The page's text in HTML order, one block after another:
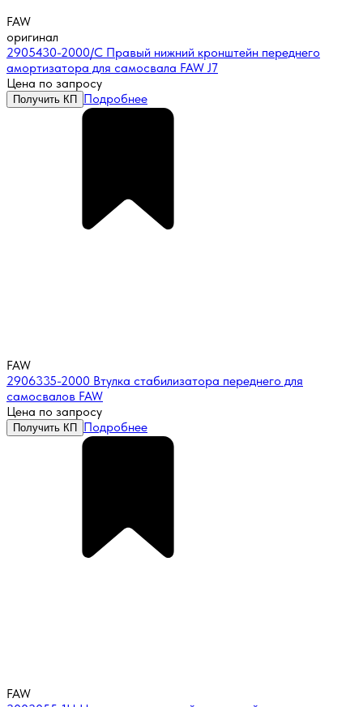
FAW
оригинал
2905430-2000/C Правый нижний кронштейн переднего
амортизатора для самосвала FAW J7
Цена по запросу
Получить КП Подробнее
FAW
2906335-2000 Втулка стабилизатора переднего для
самосвалов FAW
Цена по запросу
Получить КП Подробнее
FAW